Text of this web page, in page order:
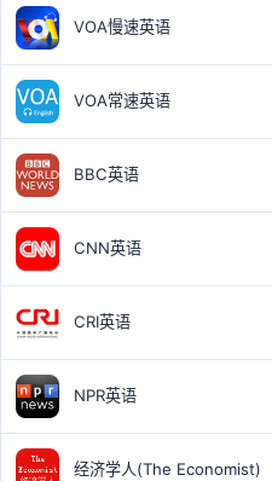
VOA慢速英语
VOA常速英语
BBC英语
CNN英语
CRI英语
NPR英语
经济学人(The Economist)